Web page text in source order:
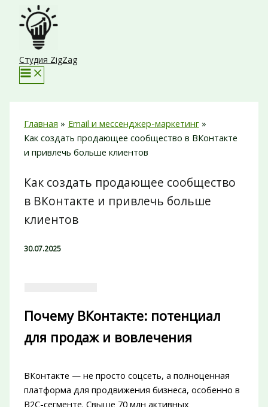
Перейти
содержимому
Студия ZigZag
Главная
Email и мессенджер-маркетинг
Как создать продающее сообщество в ВКонтакте
и привлечь больше клиентов
Как создать продающее сообщество
в ВКонтакте и привлечь больше
клиентов
30.07.2025
Почему ВКонтакте: потенциал
для продаж и вовлечения
ВКонтакте — не просто соцсеть, а полноценная
платформа для продвижения бизнеса, особенно в
B2C-сегменте. Свыше 70 млн активных